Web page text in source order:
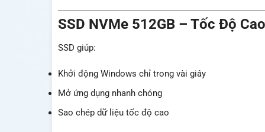
SSD NVMe 512GB – Tốc Độ Cao
SSD giúp:
Khởi động Windows chỉ trong vài giây
Mở ứng dụng nhanh chóng
Sao chép dữ liệu tốc độ cao